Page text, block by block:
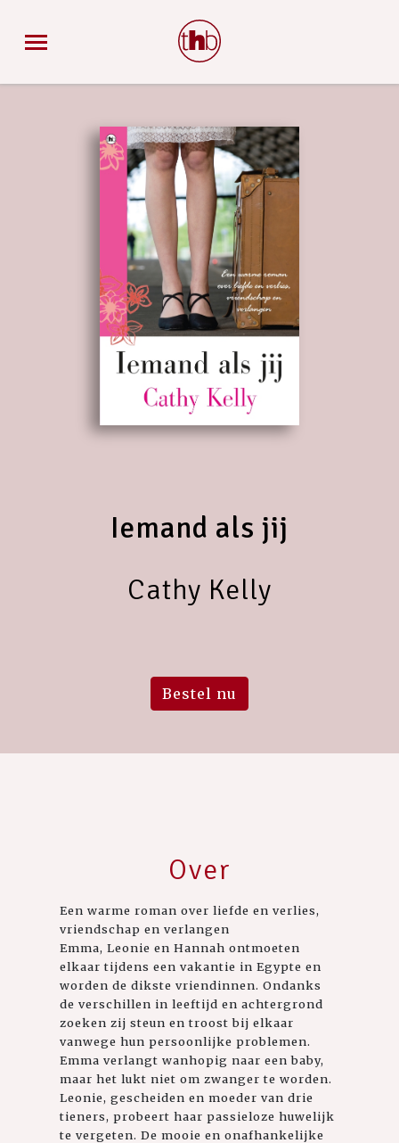
Iemand als jij
Cathy Kelly
Bestel nu
Over
Een warme roman over liefde en verlies,
vriendschap en verlangen
Emma, Leonie en Hannah ontmoeten
elkaar tijdens een vakantie in Egypte en
worden de dikste vriendinnen. Ondanks
de verschillen in leeftijd en achtergrond
zoeken zij steun en troost bij elkaar
vanwege hun persoonlijke problemen.
Emma verlangt wanhopig naar een baby,
maar het lukt niet om zwanger te worden.
Leonie, gescheiden en moeder van drie
tieners, probeert haar passieloze huwelijk
te vergeten. De mooie en onafhankelijke